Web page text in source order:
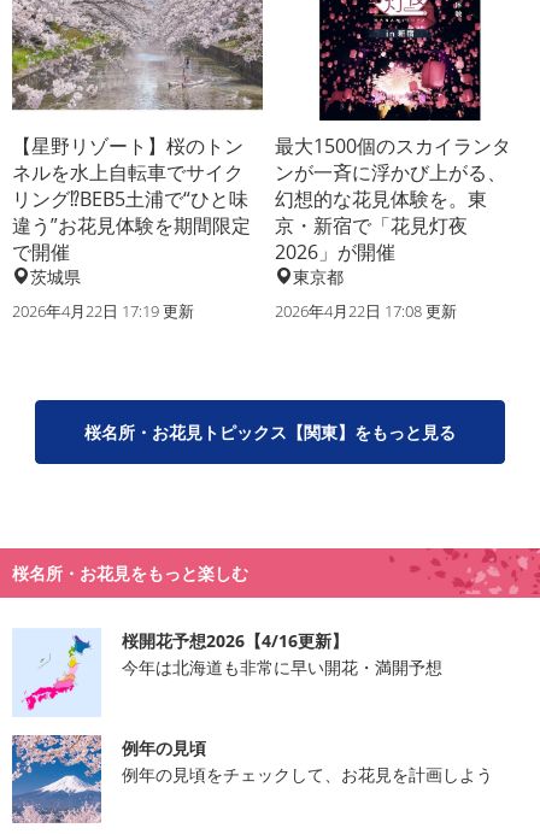
【星野リゾート】桜のトン
ネルを水上自転車でサイク
リング⁉BEB5土浦で“ひと味
違う”お花見体験を期間限定
で開催
茨城県
2026年4月22日 17:19 更新
最大1500個のスカイランタ
ンが一斉に浮かび上がる、
幻想的な花見体験を。東
京・新宿で「花見灯夜
2026」が開催
東京都
2026年4月22日 17:08 更新
桜名所・お花見トピックス【関東】をもっと見る
桜名所・お花見をもっと楽しむ
桜開花予想2026【4/16更新】
今年は北海道も非常に早い開花・満開予想
例年の見頃
例年の見頃をチェックして、お花見を計画しよう